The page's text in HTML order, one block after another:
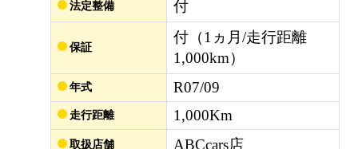
法定整備 付
保証
付（1ヵ月/走行距離
1,000km）
年式 R07/09
走行距離 1,000Km
取扱店舗 ABCcars店